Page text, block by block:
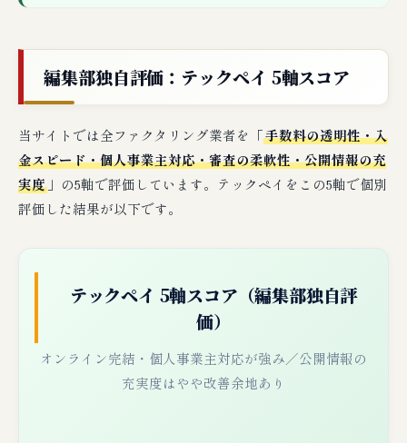
編集部独自評価：テックペイ 5軸スコア
当サイトでは全ファクタリング業者を「手数料の透明性・入
金スピード・個人事業主対応・審査の柔軟性・公開情報の充
実度 」の5軸で評価しています。テックペイをこの5軸で個別
評価した結果が以下です。
テックペイ 5軸スコア（編集部独自評
価）
オンライン完結・個人事業主対応が強み／公開情報の
充実度はやや改善余地あり